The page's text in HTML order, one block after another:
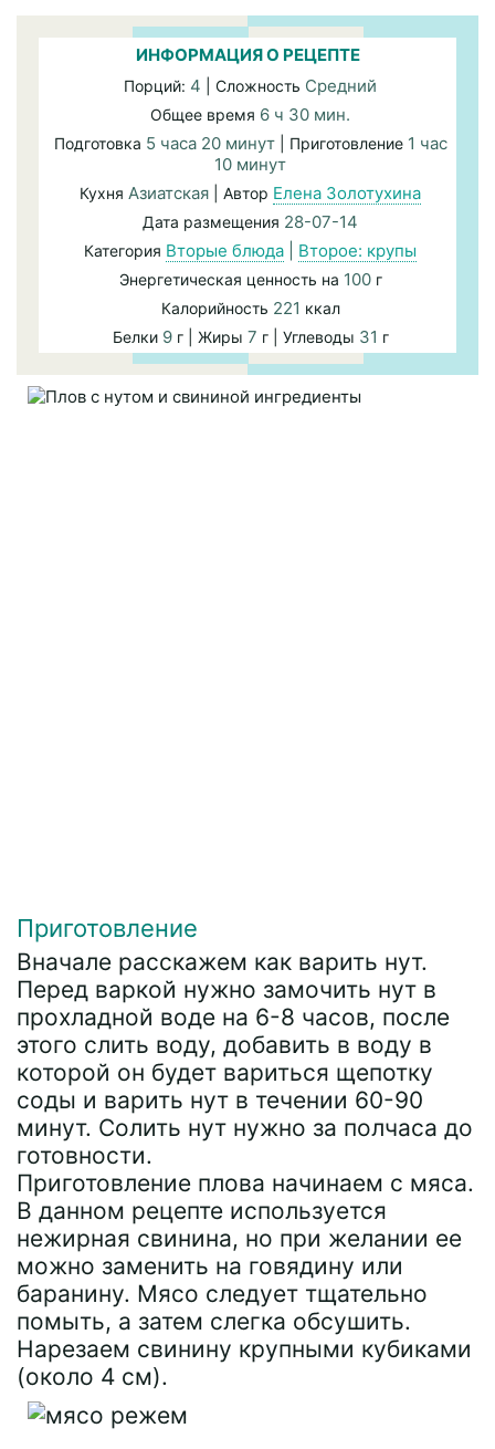
ИНФОРМАЦИЯ О РЕЦЕПТЕ
Порций: 4 | Сложность Средний
Общее время 6 ч 30 мин.
Подготовка 5 часа 20 минут| Приготовление 1 час
10 минут
Кухня Азиатская | Автор Елена Золотухина
Дата размещения 28-07-14
Категория Вторые блюда Второе: крупы
Энергетическая ценность на 100г
Калорийность 221 ккал
Белки 9г | Жиры 7 г | Углеводы 31 г
Приготовление
Вначале расскажем как варить нут.
Перед варкой нужно замочить нут в
прохладной воде на 6-8 часов, после
этого слить воду, добавить в воду в
которой он будет вариться щепотку
соды и варить нут в течении 60-90
минут. Солить нут нужно за полчаса до
готовности.
Приготовление плова начинаем с мяса.
В данном рецепте используется
нежирная свинина, но при желании ее
можно заменить на говядину или
баранину. Мясо следует тщательно
помыть, а затем слегка обсушить.
Нарезаем свинину крупными кубиками
(около 4 см).